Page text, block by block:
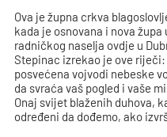
Ova je župna crkva
kada je osnovana i nova
radničkog naselja ovdje u
Stepinac izrekao je ove riječi:
posvećena vojvodi nebeske
da svraća vaš pogled i vaše
Onaj svijet blaženih duhova,
određeni da dođemo, ako